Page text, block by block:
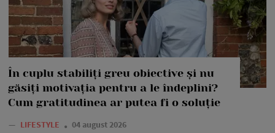
În cuplu stabiliți greu obiective și nu
găsiți motivația pentru a le îndeplini?
Cum gratitudinea ar putea fi o soluție
— LIFESTYLE 04 august 2026